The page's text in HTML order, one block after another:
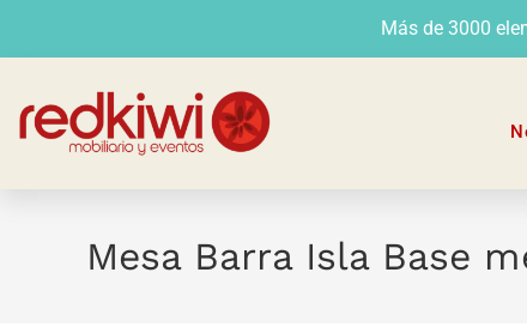
Más de 3000
Mesa Barra Isla Base